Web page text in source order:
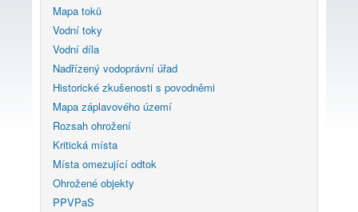
Mapa toků
Vodní toky
Vodní díla
Nadřízený vodoprávní úřad
Historické zkušenosti s povodněmi
Mapa záplavového území
Rozsah ohrožení
Kritická místa
Místa omezující odtok
Ohrožené objekty
PPVPaS